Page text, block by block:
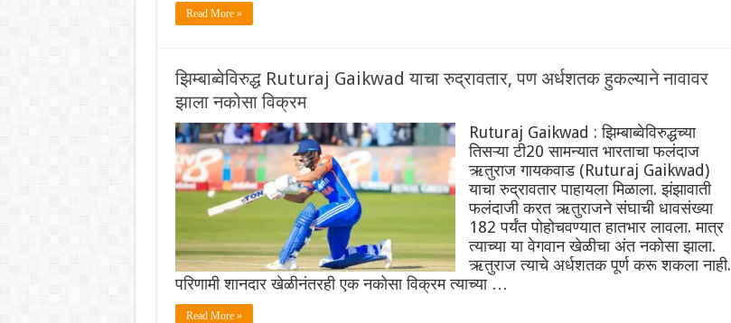
Read More »
झिम्बाब्वेविरुद्ध Ruturaj Gaikwad याचा रुद्रावतार, पण अर्धशतक हुकल्याने नावावर
झाला नकोसा विक्रम
Ruturaj Gaikwad : झिम्बाब्वेविरुद्धच्या
तिसऱ्या टी20 सामन्यात भारताचा फलंदाज
ऋतुराज गायकवाड (Ruturaj Gaikwad)
याचा रुद्रावतार पाहायला मिळाला. झंझावाती
फलंदाजी करत ऋतुराजने संघाची धावसंख्या
182 पर्यंत पोहोचवण्यात हातभार लावला. मात्र
त्याच्या या वेगवान खेळीचा अंत नकोसा झाला.
ऋतुराज त्याचे अर्धशतक पूर्ण करू शकला नाही.
परिणामी शानदार खेळीनंतरही एक नकोसा विक्रम त्याच्या …
Read More »